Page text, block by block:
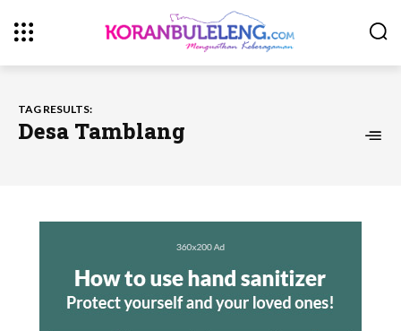
TAG RESULTS:
Desa Tamblang